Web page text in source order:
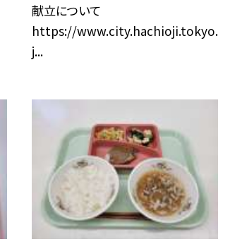
献立について
https://www.city.hachioji.tokyo.
j...